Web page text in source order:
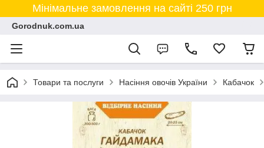
Мінімальне замовлення на сайті 250 грн
Gorodnuk.com.ua
Товари та послуги Насіння овочів України Кабачок